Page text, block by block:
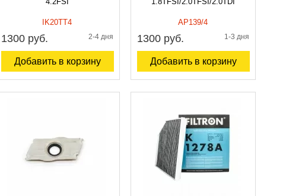
IK20TT4
1300 руб. 2-4 дня
Добавить в корзину
AP139/4
1300 руб. 1-3 дня
Добавить в корзину